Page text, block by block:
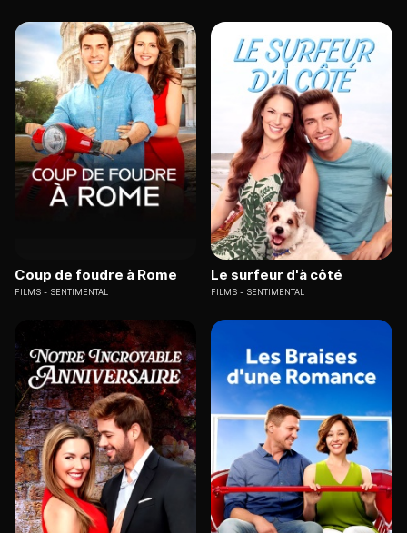
Coup de foudre à Rome
FILMS SENTIMENTAL
Le surfeur d'à côté
FILMS SENTIMENTAL